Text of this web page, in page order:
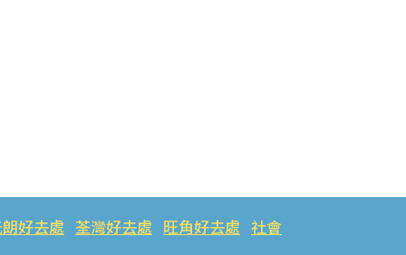
好去處 荃灣好去處 旺角好去處 社會